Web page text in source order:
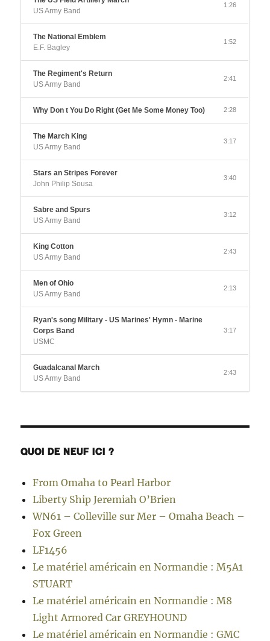
US Army Band
1:26
The National Emblem
E.F. Bagley
1:52
The Regiment's Return
US Army Band
2:41
Why Don t You Do Right (Get Me Some Money Too) 2:28
The March King
US Army Band
3:17
Stars an Stripes Forever
John Philip Sousa
3:40
Sabre and Spurs
US Army Band
3:12
King Cotton
US Army Band
2:43
Men of Ohio
US Army Band
2:13
Ryan's song Military - US Marines' Hymn - Marine
Corps Band
USMC
3:17
Guadalcanal March
US Army Band
2:43
QUOI DE NEUF ICI ?
From Omaha to Pearl Harbor
Liberty Ship Jeremiah O’Brien
WN61 – Colleville sur Mer – Omaha Beach –
Fox Green
LF1456
Le matériel américain en Normandie : M5A1
STUART
Le matériel américain en Normandie : M8
Light Armored Car GREYHOUND
Le matériel américain en Normandie : GMC